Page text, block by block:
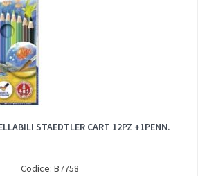
STAEDTLER CART 12PZ +1PENN.
Codice: B7758